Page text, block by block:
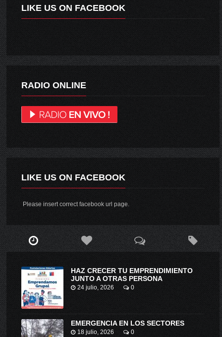
LIKE US ON FACEBOOK
RADIO ONLINE
LIKE US ON FACEBOOK
Please insert correct facebook url page.
HAZ CRECER TU EMPRENDIMIENTO
JUNTO A OTRAS PERSONA
24 julio, 2026 0
EMERGENCIA EN LOS SECTORES
18 julio, 2026 0